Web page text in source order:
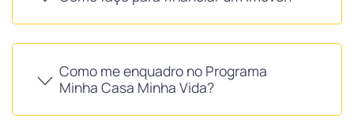
Como me enquadro no Programa
Minha Casa Minha Vida?